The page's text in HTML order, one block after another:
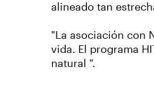
alineado tan
"La asociación con
vida. El programa
natural ".